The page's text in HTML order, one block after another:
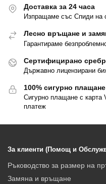
Доставка за 24 часа
Изпращаме със Спиди на
Лесно връщане и
Гарантираме
Сертифицирано
Държавно лицензирани
100% сигурно плащане
Сигурно плащане с
платеж
За клиенти (Помощ и
Ръководство за размер на
Замяна и връщане